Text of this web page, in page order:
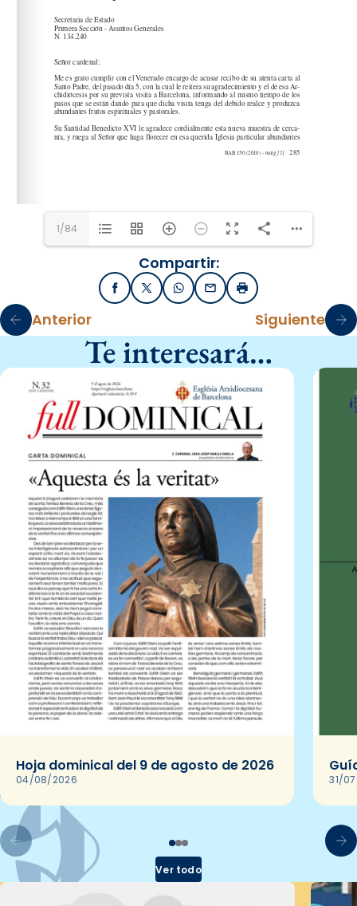
1/84
Compartir:
FacebookX / TwitterWhatsApp
EmailImprimir
Anterior Siguiente
Te interesará…
Hoja dominical del 9 de agosto de 2026
04/08/2026 31/
Ver todo